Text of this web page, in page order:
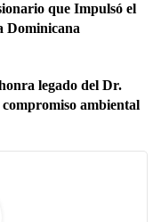
que Impulsó el
Dominicana
legado del Dr.
ambiental